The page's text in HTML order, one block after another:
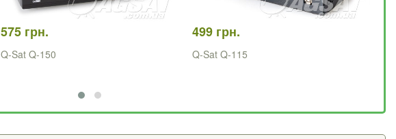
575 грн.
Q-Sat Q-150
499 грн.
Q-Sat Q-115